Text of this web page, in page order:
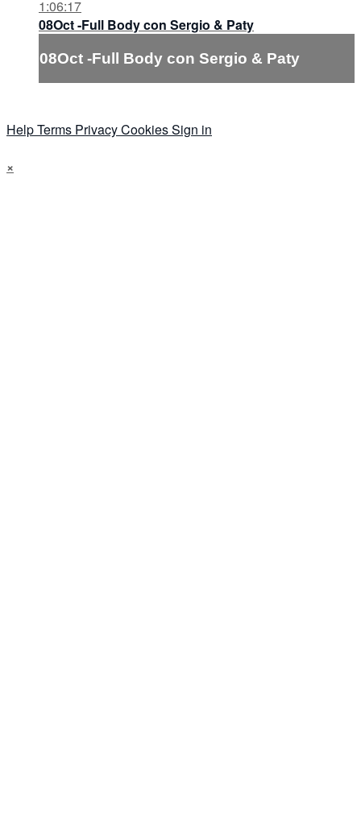
1:06:17
08Oct -Full Body con Sergio & Paty
08Oct -Full Body con Sergio & Paty
HelpTerms PrivacyCookiesSign in
×